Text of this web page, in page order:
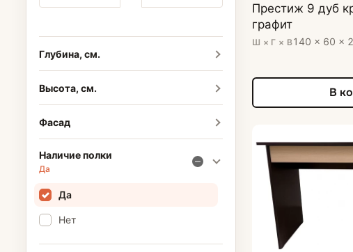
Глубина, см.
Высота, см.
Фасад
Да
Наличие полки
Да
Нет
Престиж 9 дуб
графит
Ш × Г × В140 × 60 ×
В